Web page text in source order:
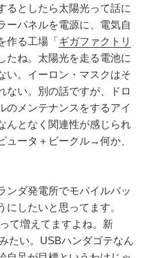
るとしたら太陽光って話に
ーパネルを電源に、電気自
作る工場「ギガファクトリ
たね。太陽光を走る電池に
い。イーロン・マスクはそ
ない。別の話ですが、ドロ
のメンテナンスをするアイ
んとなく関連性が感じられ
ータ＋ビークル→何か、
ンダ発電所でモバイルバッ
したいと思ってます。
て増えてますよね。新
たい。USBハンダゴテなん